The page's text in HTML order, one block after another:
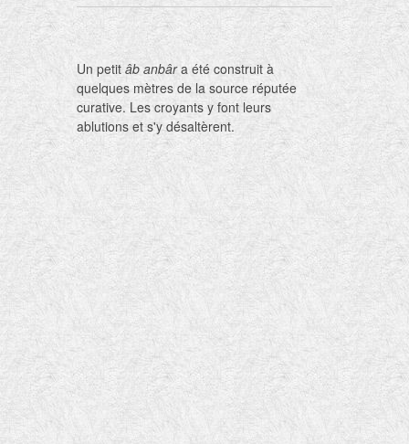
Un petit âb anbâra été construit à
quelques mètres de la source réputée
curative. Les croyants y font leurs
ablutions et s'y désaltèrent.